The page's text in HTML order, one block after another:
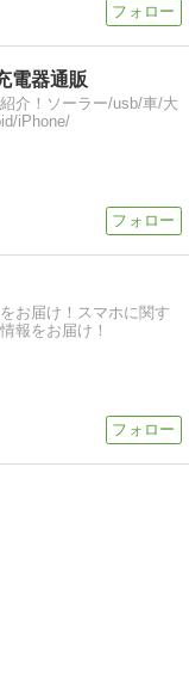
電器通販
介！ソーラー/usb/車/大
iPhone/
お届け！スマホに関す
報をお届け！